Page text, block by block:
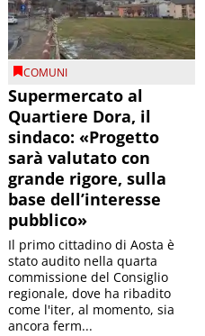
COMUNI
Supermercato al
Quartiere Dora, il
sindaco: «Progetto
sarà valutato con
grande rigore, sulla
base dell’interesse
pubblico»
Il primo cittadino di Aosta è
stato audito nella quarta
commissione del Consiglio
regionale, dove ha ribadito
come l'iter, al momento, sia
ancora ferm...